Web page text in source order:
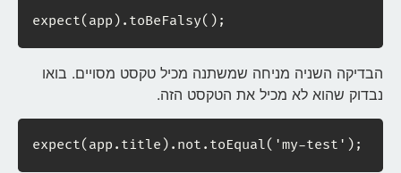
expect(app).toBeFalsy();
הבדיקה השניה מניחה שמשתנה מכיל טקסט מסויים. בואו
נבדוק שהוא לא מכיל את הטקסט הזה.
expect(app.title).not.toEqual('my-test');